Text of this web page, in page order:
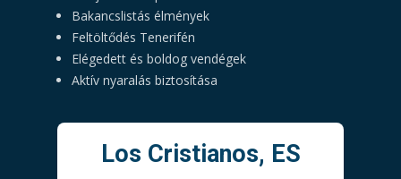
Bakancslistás élmények
Feltöltődés Tenerifén
Elégedett és boldog vendégek
Aktív nyaralás biztosítása
Los Cristianos, ES